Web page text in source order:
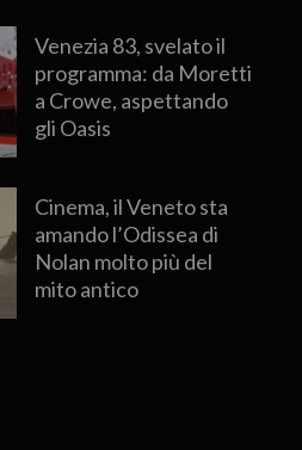
Venezia 83, svelato il
programma: da Moretti
a Crowe, aspettando
gli Oasis
Cinema, il Veneto sta
amando l’Odissea di
Nolan molto più del
mito antico